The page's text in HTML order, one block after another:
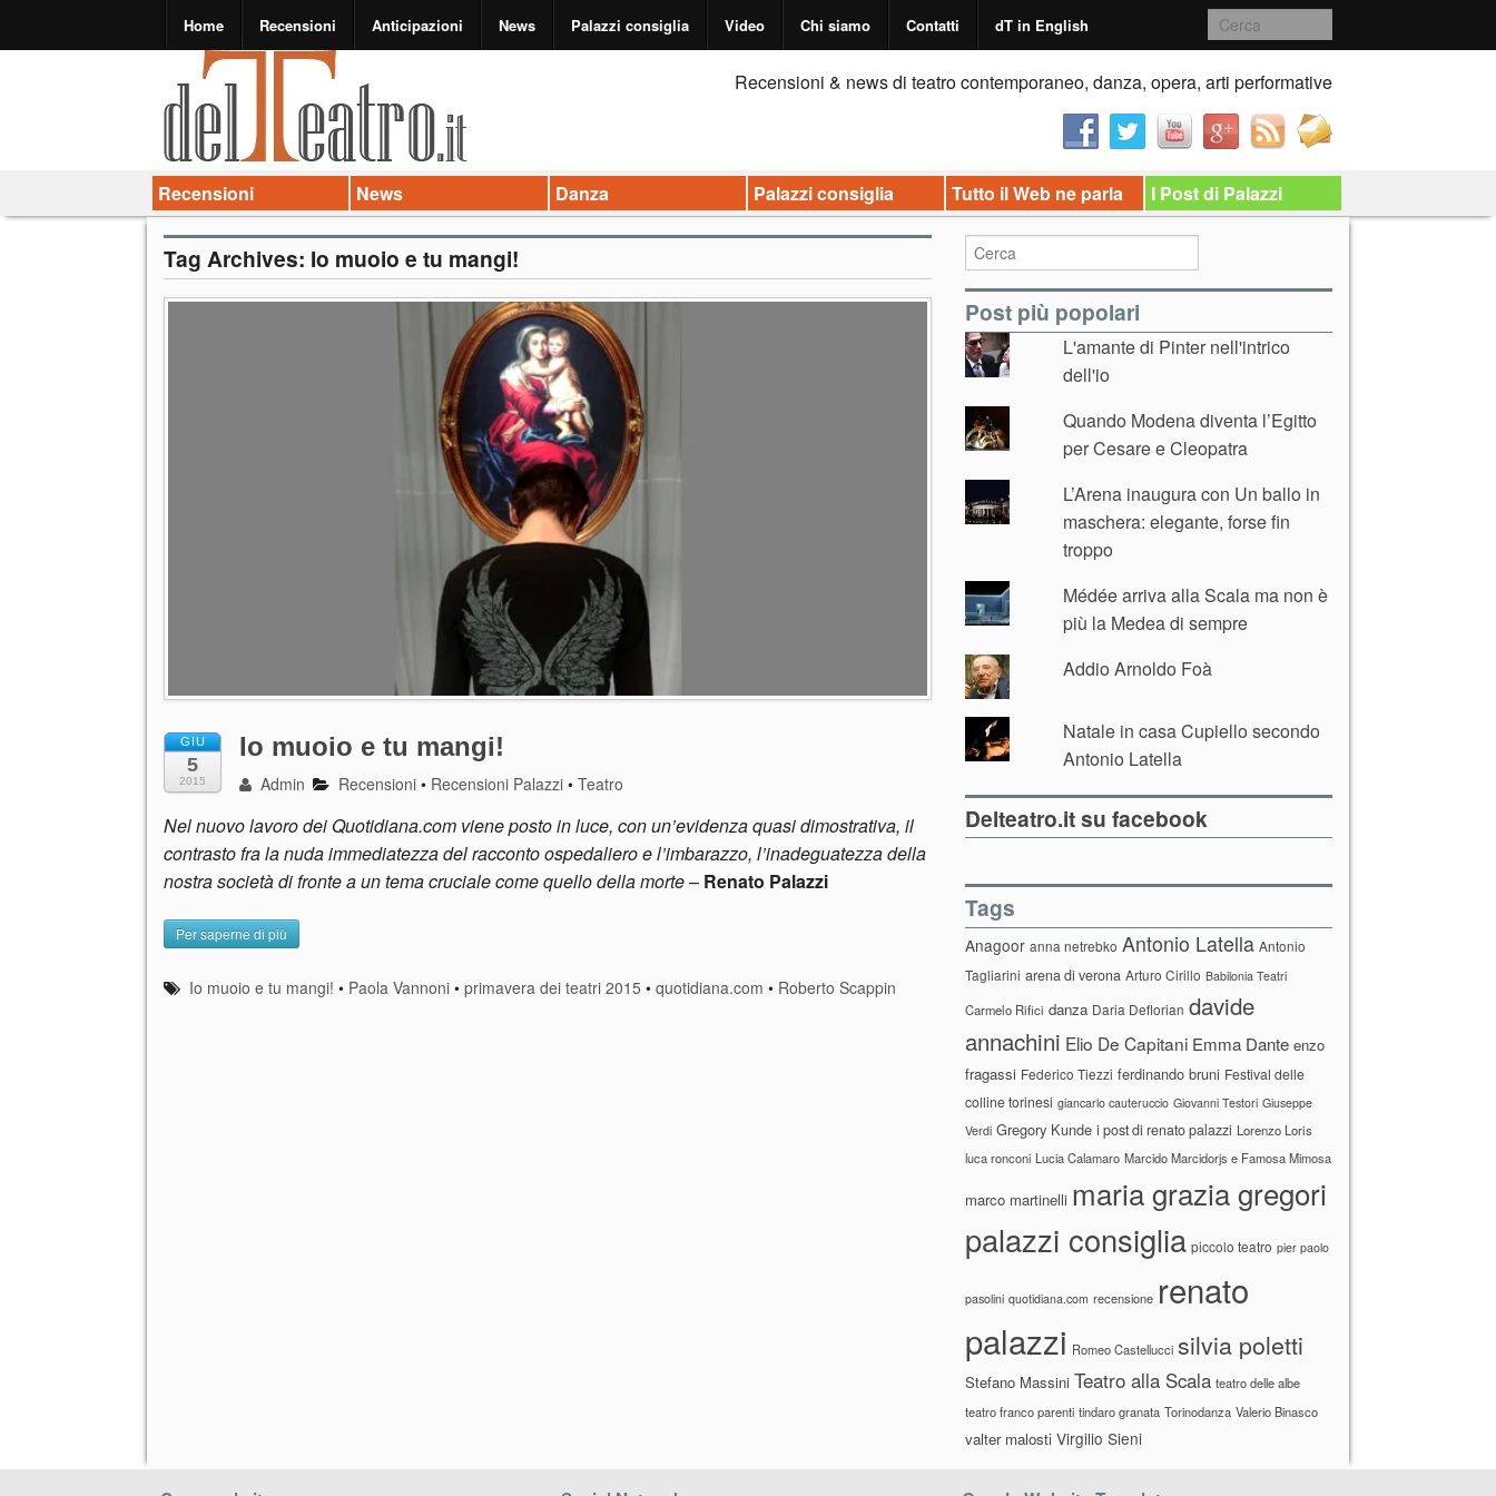
Home Recensioni Anticipazioni News Palazzi consiglia Video Chi siamo Contatti dT in English
Recensioni & news di teatro contemporaneo, danza, opera, arti performative
Recensioni News Danza Palazzi consiglia Tutto il Web ne parla I Post di Palazzi
Tag Archives: Io muoio e tu mangi!
GIU
5
2015
Io muoio e tu mangi!
Admin Recensioni • Recensioni Palazzi •Teatro
Nel nuovo lavoro dei Quotidiana.com viene posto in luce, con un’evidenza quasi dimostrativa, il
contrasto fra la nuda immediatezza del racconto ospedaliero e l’imbarazzo, l’inadeguatezza della
nostra società di fronte a un tema cruciale come quello della morte– Renato Palazzi
Per saperne di più
Io muoio e tu mangi! • Paola Vannoni •primavera dei teatri 2015 •quotidiana.com • Roberto Scappin
Post più popolari
L'amante di Pinter nell'intrico
dell'io
Quando Modena diventa l’Egitto
per Cesare e Cleopatra
L’Arena inaugura con Un ballo in
maschera: elegante, forse fin
troppo
Médée arriva alla Scala ma non è
più la Medea di sempre
Addio Arnoldo Foà
Natale in casa Cupiello secondo
Antonio Latella
Delteatro.it su facebook
Tags
Anagoor anna netrebko Antonio Latella Antonio
Tagliarini arena di verona Arturo Cirillo Babilonia Teatri
Carmelo Rifici danza Daria Deflorian davide
annachini Elio De Capitani Emma Dante enzo
fragassi Federico Tiezzi ferdinando bruni Festival delle
colline torinesi giancarlo cauteruccio Giovanni Testori Giuseppe
Verdi Gregory Kunde i post di renato palazzi Lorenzo Loris
luca ronconi Lucia Calamaro Marcido Marcidorjs e Famosa Mimosa
marco martinelli maria grazia gregori
palazzi consiglia piccolo teatro pier paolo
pasolini quotidiana.com recensione renato
palazzi Romeo Castellucci silvia poletti
Stefano Massini Teatro alla Scala teatro delle albe
teatro franco parenti tindaro granata Torinodanza Valerio Binasco
valter malosti Virgilio Sieni